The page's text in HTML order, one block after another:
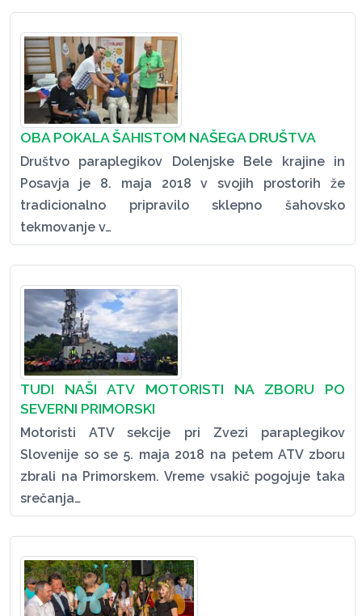
OBA POKALA ŠAHISTOM NAŠEGA DRUŠTVA
Društvo paraplegikov Dolenjske Bele krajine in
Posavja je 8. maja 2018 v svojih prostorih že
tradicionalno pripravilo sklepno šahovsko
tekmovanje v…
TUDI NAŠI ATV MOTORISTI NA ZBORU PO
SEVERNI PRIMORSKI
Motoristi ATV sekcije pri Zvezi paraplegikov
Slovenije so se 5. maja 2018 na petem ATV zboru
zbrali na Primorskem. Vreme vsakič pogojuje taka
srečanja…